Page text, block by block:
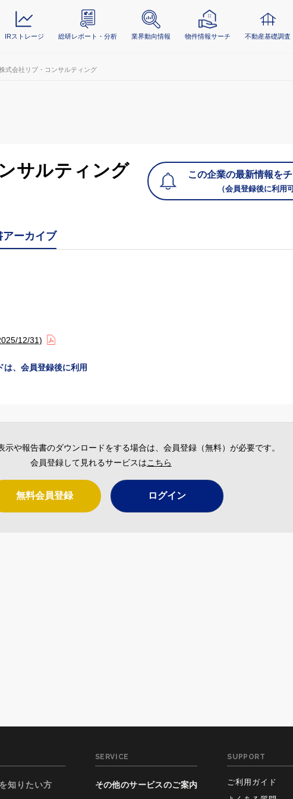
IRストレージ 総研レポート・分析 業界動向情報 物件情報サーチ 不動産基礎調査
式会社リブ・コンサルティング
サルティング この企業の最新情報を
（会員登録後に利用
アーカイブ
12/31)
は、会員登録後に利用
や報告書のダウンロードをする場合は、会員登録（無料）が必要です。
会員登録して見れるサービスはこちら
無料会員登録 ログイン
知りたい方
SERVICE
その他のサービスのご案内
SUPPORT
ご利用ガイド